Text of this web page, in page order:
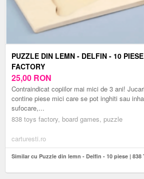
PUZZLE DIN LEMN - DELFIN - 10
FACTORY
25,00 RON
Contraindicat copiilor mai mici de 3 ani!
contine piese mici care se pot inghiti sau
sufocare,...
838 toys factory, board games, puzzle
carturesti.ro
Similar cu Puzzle din lemn - Delfin - 10 piese | 838